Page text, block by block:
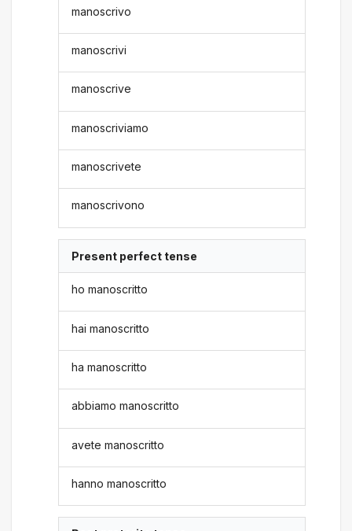
manoscrivo
manoscrivi
manoscrive
manoscriviamo
manoscrivete
manoscrivono
Present perfect tense
ho manoscritto
hai manoscritto
ha manoscritto
abbiamo manoscritto
avete manoscritto
hanno manoscritto